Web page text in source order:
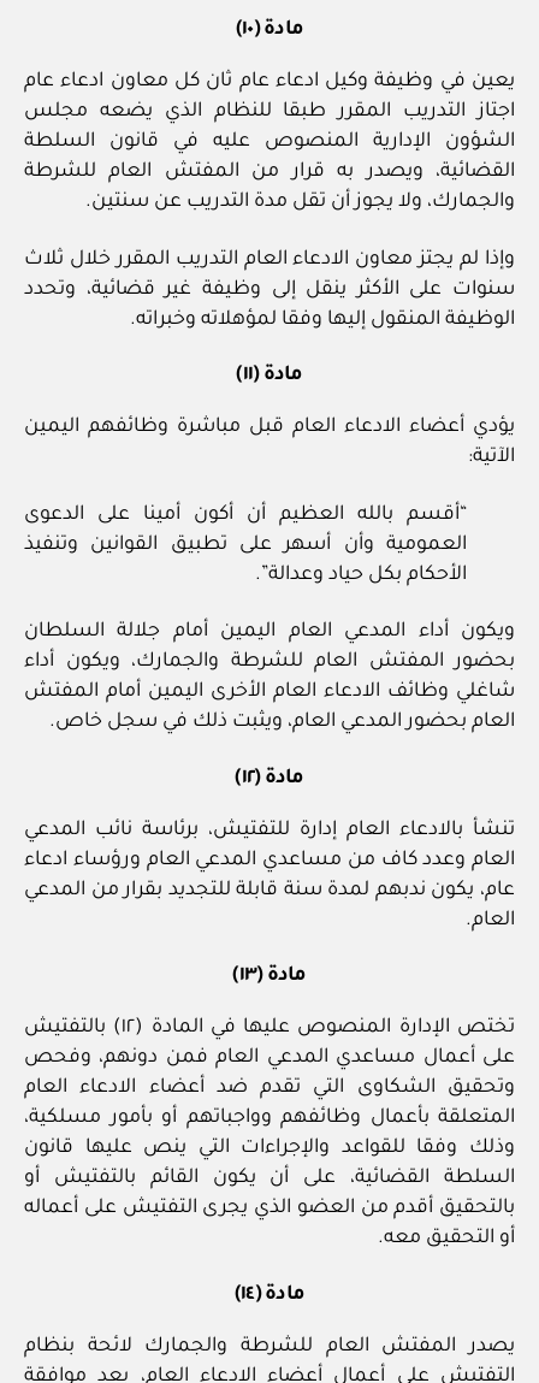
مادة (١٠)
يعين في وظيفة وكيل ادعاء عام ثان كل معاون ادعاء عام
اجتاز التدريب المقرر طبقا للنظام الذي يضعه مجلس
الشؤون الإدارية المنصوص عليه في قانون السلطة
القضائية، ويصدر به قرار من المفتش العام للشرطة
والجمارك، ولا يجوز أن تقل مدة التدريب عن سنتين.
وإذا لم يجتز معاون الادعاء العام التدريب المقرر خلال ثلاث
سنوات على الأكثر ينقل إلى وظيفة غير قضائية، وتحدد
الوظيفة المنقول إليها وفقا لمؤهلاته وخبراته.
مادة (١١)
يؤدي أعضاء الادعاء العام قبل مباشرة وظائفهم اليمين
الآتية:
“أقسم بالله العظيم أن أكون أمينا على الدعوى
العمومية وأن أسهر على تطبيق القوانين وتنفيذ
الأحكام بكل حياد وعدالة”.
ويكون أداء المدعي العام اليمين أمام جلالة السلطان
بحضور المفتش العام للشرطة والجمارك، ويكون أداء
شاغلي وظائف الادعاء العام الأخرى اليمين أمام المفتش
العام بحضور المدعي العام، ويثبت ذلك في سجل خاص.
مادة (١٢)
تنشأ بالادعاء العام إدارة للتفتيش، برئاسة نائب المدعي
العام وعدد كاف من مساعدي المدعي العام ورؤساء ادعاء
عام، يكون ندبهم لمدة سنة قابلة للتجديد بقرار من المدعي
العام.
مادة (١٣)
تختص الإدارة المنصوص عليها في المادة (١٢) بالتفتيش
على أعمال مساعدي المدعي العام فمن دونهم، وفحص
وتحقيق الشكاوى التي تقدم ضد أعضاء الادعاء العام
المتعلقة بأعمال وظائفهم وواجباتهم أو بأمور مسلكية،
وذلك وفقا للقواعد والإجراءات التي ينص عليها قانون
السلطة القضائية، على أن يكون القائم بالتفتيش أو
بالتحقيق أقدم من العضو الذي يجرى التفتيش على أعماله
أو التحقيق معه.
مادة (١٤)
يصدر المفتش العام للشرطة والجمارك لائحة بنظام
التفتيش على أعمال أعضاء الادعاء العام، بعد موافقة